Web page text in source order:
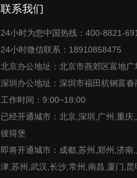
联系我们
24小时为您中国热线：400-8821-691
24小时微信联系：18910858475
北京办公地址：北京市燕郊区富地广
深圳办公地址：深圳市福田杭钢富春
工作时间：9:00~18:00
已经开通城市：北京,深圳,广州,重庆
彼得堡
即将开通城市：成都,苏州,郑州,济南
津,苏州,武汉,长沙,常州,南昌,厦门,